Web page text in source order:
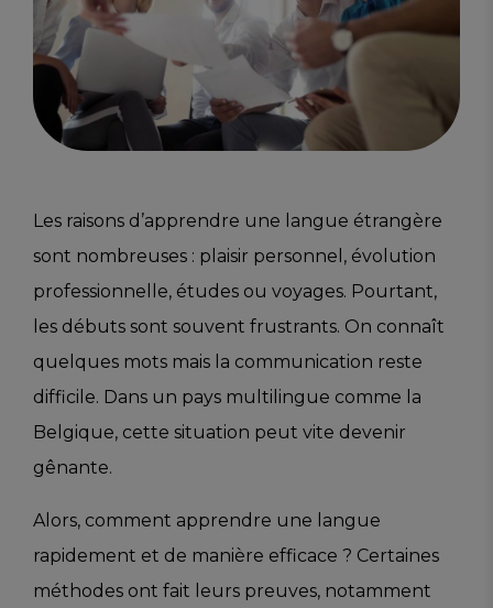
Les raisons d’apprendre une langue étrangère
sont nombreuses : plaisir personnel, évolution
professionnelle, études ou voyages. Pourtant,
les débuts sont souvent frustrants. On connaît
quelques mots mais la communication reste
difficile. Dans un pays multilingue comme la
Belgique, cette situation peut vite devenir
gênante.
Alors, comment apprendre une langue
rapidement et de manière efficace ? Certaines
méthodes ont fait leurs preuves, notamment